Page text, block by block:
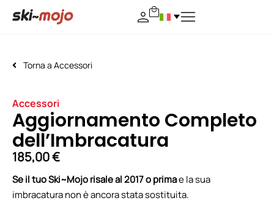
Torna a Accessori
Accessori
Aggiornamento Completo
dell’Imbracatura
185,00€
Se il tuo Ski~Mojo risale al 2017 o primae la sua
imbracatura non è ancora stata sostituita.